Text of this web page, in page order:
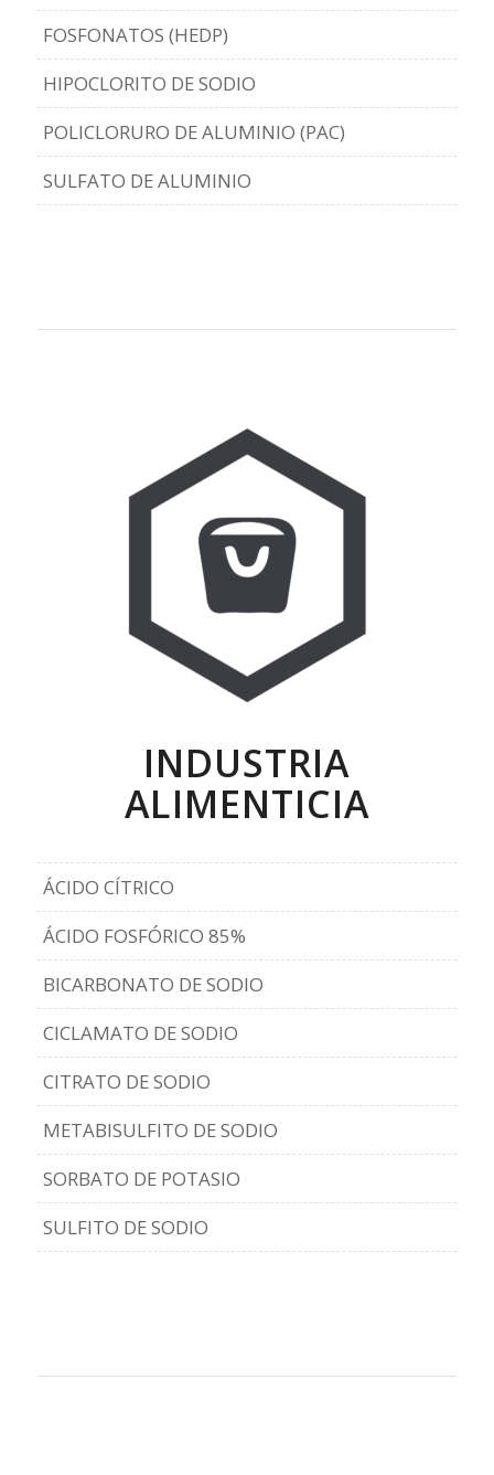
FOSFONATOS (HEDP)
HIPOCLORITO DE SODIO
POLICLORURO DE ALUMINIO (PAC)
SULFATO DE ALUMINIO
INDUSTRIA
ALIMENTICIA
ÁCIDO CÍTRICO
ÁCIDO FOSFÓRICO 85%
BICARBONATO DE SODIO
CICLAMATO DE SODIO
CITRATO DE SODIO
METABISULFITO DE SODIO
SORBATO DE POTASIO
SULFITO DE SODIO